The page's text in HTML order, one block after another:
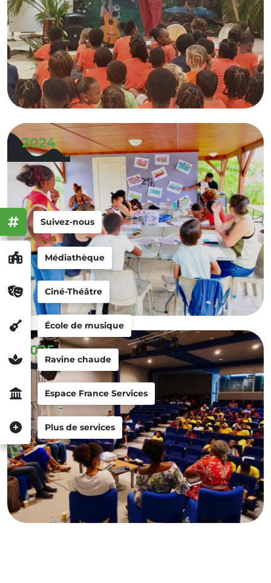
Médiathèque
Ciné-Théâtre
École de musique
Ravine chaude
Espace France Services
Plus de services
Suivez-nous
2024
2025